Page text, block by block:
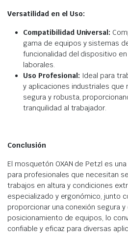
Versatilidad en el Uso:
Compatibilidad Universal:
gama de equipos y sistemas
funcionalidad del dispositivo
laborales.
Uso Profesional: Ideal para
y aplicaciones industriales que
segura y robusta,
tranquilidad al trabajador.
Conclusión
El mosquetón OXAN de Petzl es
para profesionales que necesitan
trabajos en altura y condiciones
especializado y ergonómico, junto
proporcionar una conexión segura
posicionamiento de equipos, lo
confiable y eficaz para diversas